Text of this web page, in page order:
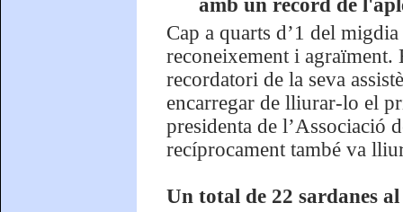
amb un record de
Cap a quarts d’1 del
reconeixement i agraïment.
recordatori de la seva
encarregar de lliurar-lo el
presidenta de l’Associació
recíprocament també va
Un total de 22 sardanes